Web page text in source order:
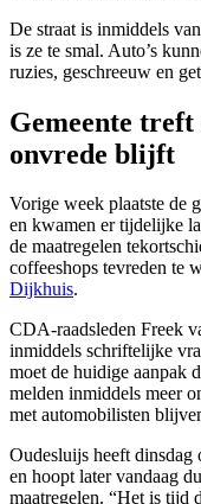
De straat is inmiddels
is ze te smal. Auto’s
ruzies, geschreeuw en
Gemeente
onvrede blijft
Vorige week plaatste de
en kwamen er tijdelijke
de maatregelen
coffeeshops tevreden te
Dijkhuis.
CDA-raadsleden Freek
inmiddels schriftelijke
moet de huidige aanpak
melden inmiddels meer
met automobilisten
Oudesluijs heeft dinsdag
en hoopt later vandaag
maatregelen. “Het is tijd